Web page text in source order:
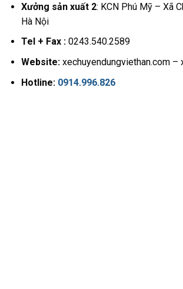
Xưởng sản xuất 2: KCN Phú Mỹ – Xã
Hà Nội
Tel + Fax :0243.540.2589
Website:xechuyendungviethan.com –
Hotline: 0914.996.826